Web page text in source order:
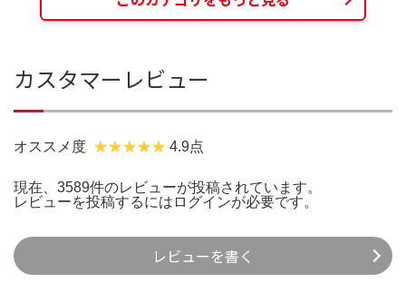
カスタマーレビュー
オススメ度 4.9点
現在、3589件のレビューが投稿されています。
レビューを投稿するには ログインが必要です。
レビューを書く